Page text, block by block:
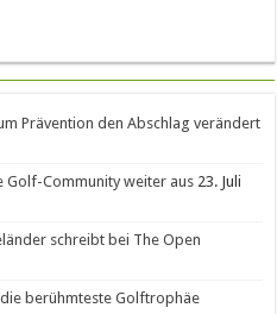
Prävention den Abschlag verändert
Golf-Community weiter aus 23. Juli
schreibt bei The Open
berühmteste Golftrophäe